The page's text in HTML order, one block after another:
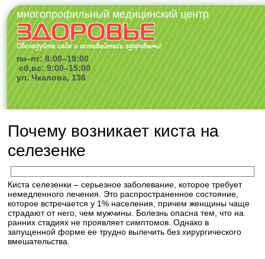
многопрофильный медицинский центр
пн–пт: 8:00–19:00
сб,вс: 9:00–15:00
ул. Чкалова, 136
Почему возникает киста на
селезенке
Киста селезенки – серьезное заболевание, которое требует
немедленного лечения. Это распространенное состояние,
которое встречается у 1% населения, причем женщины чаще
страдают от него, чем мужчины. Болезнь опасна тем, что на
ранних стадиях не проявляет симптомов. Однако в
запущенной форме ее трудно вылечить без хирургического
вмешательства.